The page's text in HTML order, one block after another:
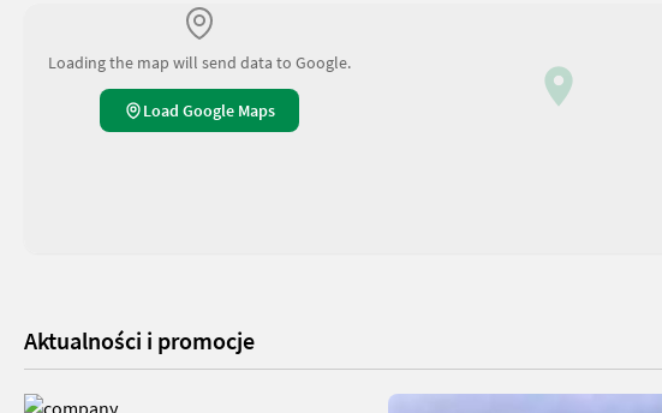
Loading the map will send data to Google.
Load Google Maps
Aktualności i promocje